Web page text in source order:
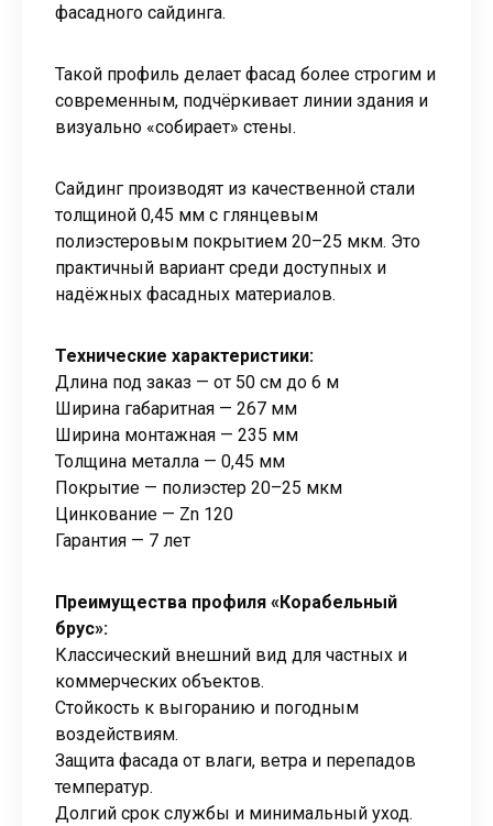
фасадного сайдинга.
Такой профиль делает фасад более строгим и
современным, подчёркивает линии здания и
визуально «собирает» стены.
Сайдинг производят из качественной стали
толщиной 0,45 мм с глянцевым
полиэстеровым покрытием 20–25 мкм. Это
практичный вариант среди доступных и
надёжных фасадных материалов.
Технические характеристики:
Длина под заказ — от 50 см до 6 м
Ширина габаритная — 267 мм
Ширина монтажная — 235 мм
Толщина металла — 0,45 мм
Покрытие — полиэстер 20–25 мкм
Цинкование — Zn 120
Гарантия — 7 лет
Преимущества профиля «Корабельный
брус»:
Классический внешний вид для частных и
коммерческих объектов.
Стойкость к выгоранию и погодным
воздействиям.
Защита фасада от влаги, ветра и перепадов
температур.
Долгий срок службы и минимальный уход.